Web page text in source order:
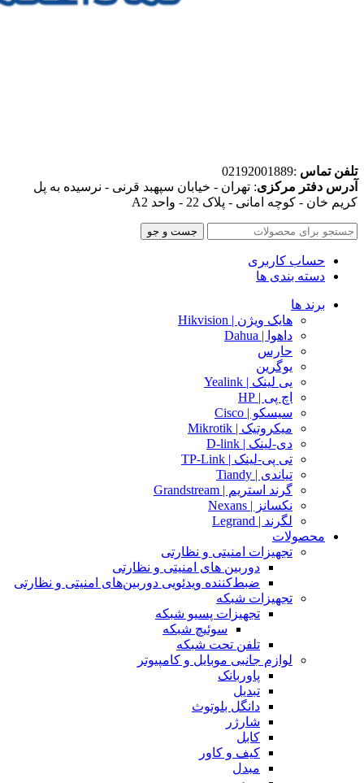
تلفن تماس :02192001889
آدرس دفتر مرکزی: تهران - خیابان سپهبد قرنی - نرسیده به پل
کریم خان - کوچه امانی - پلاک 22 - واحد A2
جست و جو
حساب کاربری
دسته بندی ها
برند ها
هایک ویژن | Hikvision
داهوا | Dahua
حارس
یوگرین
یی لینک | Yealink
اچ پی | HP
سیسکو | Cisco
میکروتیک | Mikrotik
دی-لینک | D-link
تی پی-لینک | TP-Link
تیاندی | Tiandy
گرند استریم | Grandstream
نکسانز | Nexans
لگرند | Legrand
محصولات
تجهیزات امنیتی و نظارتی
دوربین های امنیتی و نظارتی
ضبط‌کننده ویدئویی دوربین‌های امنیتی و نظارتی
تجهیزات شبکه
تجهیزات پسیو شبکه
سوئیچ‌ شبکه
تلفن تحت شبکه
لوازم جانبی موبایل و کامپیوتر
پاوربانک
تبدیل
دانگل بلوتوث
شارژر
کابل
کیف و کاور
مبدل